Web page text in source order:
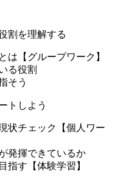
割を理解する
は【グループワーク】
る役割
そう
トしよう
状チェック【個人ワー
発揮できているか
指す【体験学習】